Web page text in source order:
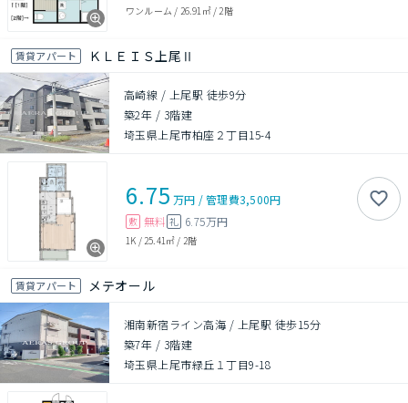
ワンルーム / 26.91㎡/ 2階
賃貸アパート ＫＬＥＩＳ上尾Ⅱ
高崎線 / 上尾駅 徒歩9分
築2年 / 3階建
埼玉県上尾市柏座２丁目15-4
6.75 万円 /管理費3,500円
敷 無料 礼 6.75万円
1K / 25.41㎡ / 2階
賃貸アパート メテオール
湘南新宿ライン高海 / 上尾駅 徒歩15分
築7年 / 3階建
埼玉県上尾市緑丘１丁目9-18